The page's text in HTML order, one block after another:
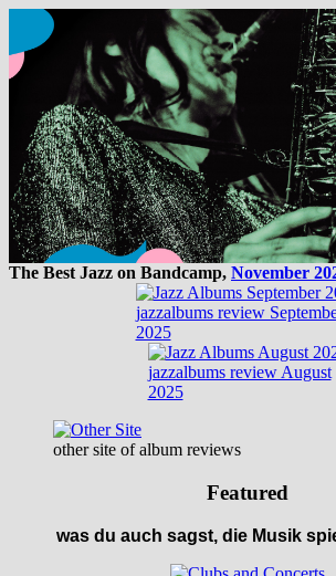
The Best Jazz on Bandcamp, November
jazzalbums review
2025
jazzalbums review August
2025
other site of album reviews
Featured
was du auch sagst, die Musik